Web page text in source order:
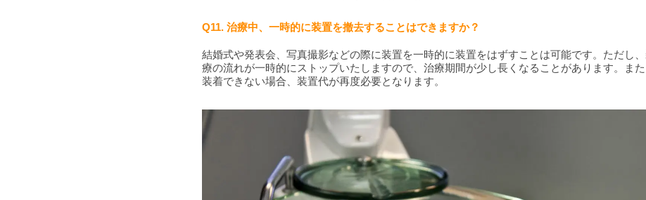
Q11. 治療中、一時的に装置を撤去することはできますか？
結婚式や発表会、写真撮影などの際に装置を一時的に装置をはずすことは可能です。ただし
療の流れが一時的にストップいたしますので、治療期間が少し長くなることがあります。ま
装着できない場合、装置代が再度必要となります。